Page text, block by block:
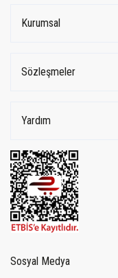
Kurumsal
Sözleşmeler
Yardım
Sosyal Medya